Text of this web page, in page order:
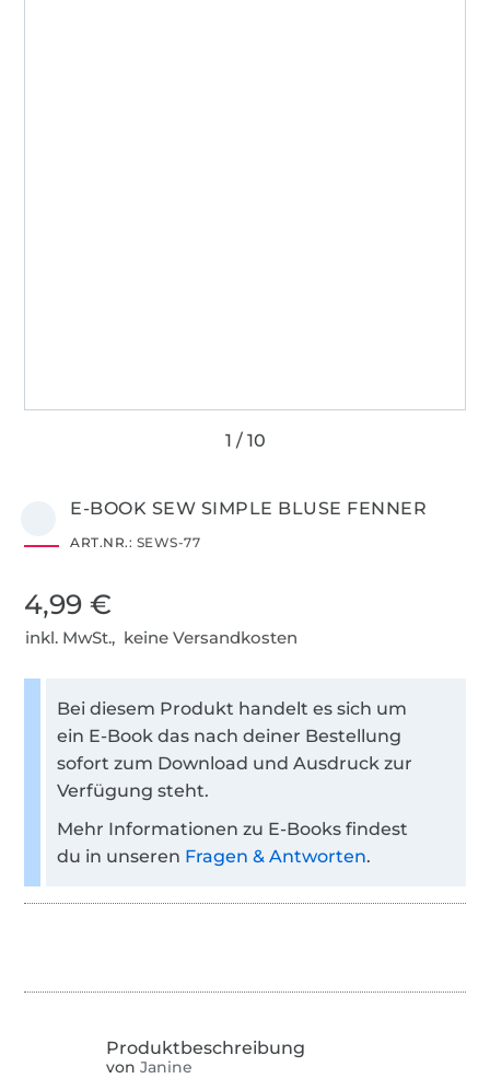
E-BOOK SEW SIMPLE BLUSE FENNER
ART.NR.: SEWS-77
4,99 €
inkl. MwSt., keine Versandkosten
Bei diesem Produkt handelt es sich um
ein E-Book das nach deiner Bestellung
sofort zum Download und Ausdruck zur
Verfügung steht.
Mehr Informationen zu E-Books findest
du in unseren Fragen & Antworten.
von Janine